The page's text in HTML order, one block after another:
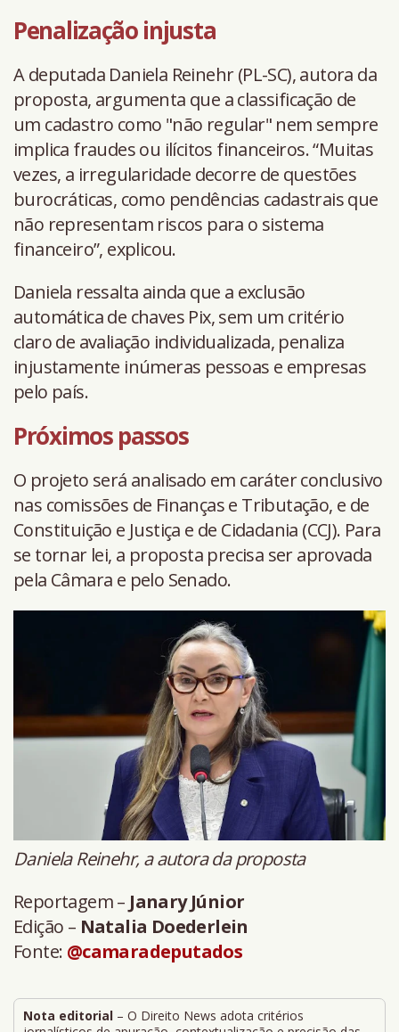
Penalização injusta
A deputada Daniela Reinehr (PL-SC), autora da
proposta, argumenta que a classificação de
um cadastro como "não regular" nem sempre
implica fraudes ou ilícitos financeiros. “Muitas
vezes, a irregularidade decorre de questões
burocráticas, como pendências cadastrais que
não representam riscos para o sistema
financeiro”, explicou.
Daniela ressalta ainda que a exclusão
automática de chaves Pix, sem um critério
claro de avaliação individualizada, penaliza
injustamente inúmeras pessoas e empresas
pelo país.
Próximos passos
O projeto será analisado em caráter conclusivo
nas comissões de Finanças e Tributação, e de
Constituição e Justiça e de Cidadania (CCJ). Para
se tornar lei, a proposta precisa ser aprovada
pela Câmara e pelo Senado.
Daniela Reinehr, a autora da proposta
Reportagem – Janary Júnior
Edição – Natalia Doederlein
Fonte: @camaradeputados
Nota editorial – O Direito News adota critérios